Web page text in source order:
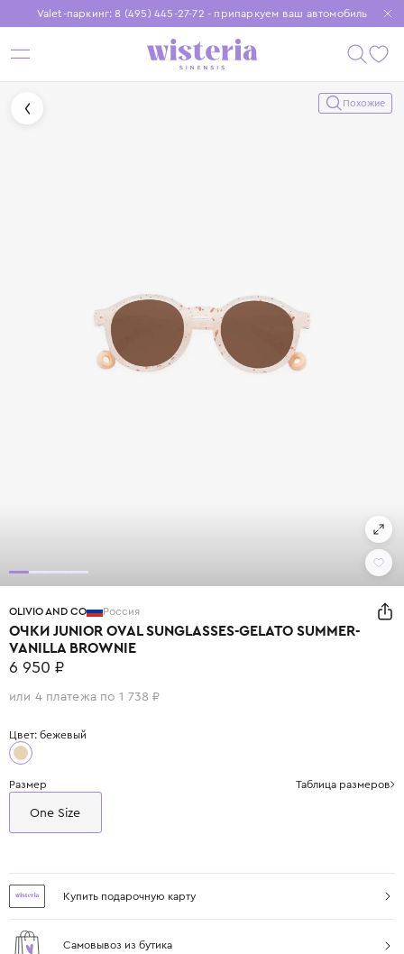
Valet-паркинг: 8 (495) 445-27-72 - припаркуем ваш автомобиль
Бесплатная доставка при заказе от 15 000 ₽
Установите приложение, чтобы покупки были еще удобнее
Похожие
OLIVIO AND CO Россия
ОЧКИ JUNIOR OVAL SUNGLASSES-GELATO SUMMER-
VANILLA BROWNIE
6 950 ₽
или 4 платежа по 1 738 ₽
Цвет: бежевый
Размер Таблица размеров
One Size
Купить подарочную карту
Самовывоз из бутика